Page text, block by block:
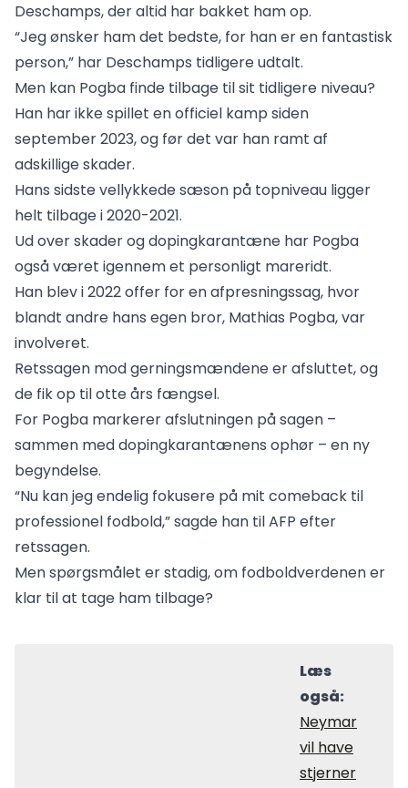
Deschamps, der altid har bakket ham op.
“Jeg ønsker ham det bedste, for han er en fantastisk
person,” har Deschamps tidligere udtalt.
Men kan Pogba finde tilbage til sit tidligere niveau?
Han har ikke spillet en officiel kamp siden
september 2023, og før det var han ramt af
adskillige skader.
Hans sidste vellykkede sæson på topniveau ligger
helt tilbage i 2020-2021.
Ud over skader og dopingkarantæne har Pogba
også været igennem et personligt mareridt.
Han blev i 2022 offer for en afpresningssag, hvor
blandt andre hans egen bror, Mathias Pogba, var
involveret.
Retssagen mod gerningsmændene er afsluttet, og
de fik op til otte års fængsel.
For Pogba markerer afslutningen på sagen –
sammen med dopingkarantænens ophør – en ny
begyndelse.
“Nu kan jeg endelig fokusere på mit comeback til
professionel fodbold,” sagde han til AFP efter
retssagen.
Men spørgsmålet er stadig, om fodboldverdenen er
klar til at tage ham tilbage?
Læs
også:
Neymar
vil have
stjerner